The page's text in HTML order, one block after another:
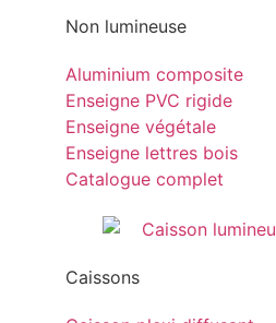
Non lumineuse
Aluminium composite
Enseigne PVC rigide
Enseigne végétale
Enseigne lettres bois
Catalogue complet
Caissons